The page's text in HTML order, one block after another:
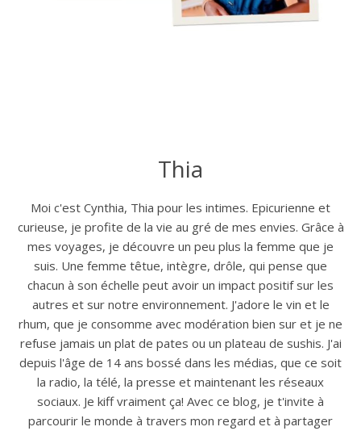
Thia
Moi c'est Cynthia, Thia pour les intimes. Epicurienne et
curieuse, je profite de la vie au gré de mes envies. Grâce à
mes voyages, je découvre un peu plus la femme que je
suis. Une femme têtue, intègre, drôle, qui pense que
chacun à son échelle peut avoir un impact positif sur les
autres et sur notre environnement. J'adore le vin et le
rhum, que je consomme avec modération bien sur et je ne
refuse jamais un plat de pates ou un plateau de sushis. J'ai
depuis l'âge de 14 ans bossé dans les médias, que ce soit
la radio, la télé, la presse et maintenant les réseaux
sociaux. Je kiff vraiment ça! Avec ce blog, je t'invite à
parcourir le monde à travers mon regard et à partager